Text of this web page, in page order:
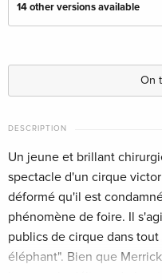
14 other versions available
Standard edition
English · US Version
Criterion Collection, 2 DVDs
4K-restauriert
On
DESCRIPTION
Un jeune et brillant
spectacle d'un cirque
déformé qu'il est
phénomène de foire. Il
publics de cirque dans
éléphant". Bien que